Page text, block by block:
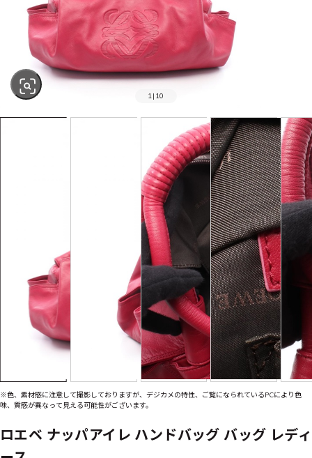
SOLD OUT
1 | 10
※色、素材感に注意して撮影しておりますが、デジカメの特性、ご覧になられているPCにより色
味、質感が異なって見える可能性がございます。
ロエベ ナッパアイレ ハンドバッグ バッグ レディ